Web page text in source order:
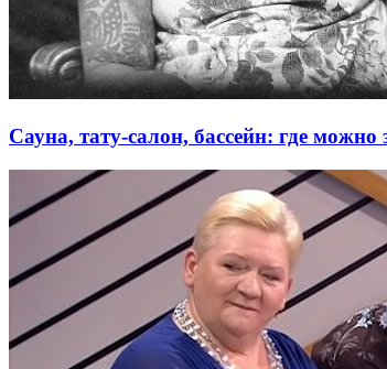
Сауна, тату-салон, бассейн: где